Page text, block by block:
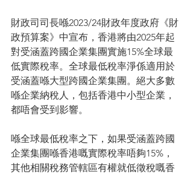
財政司司長喺2023/24財政年度政府《財
政預算案》中宣布，香港將由2025年起
對受涵蓋跨國企業集團實施15%全球最
低實際稅率。全球最低稅率淨係適用於
受涵蓋喺大型跨國企業集團。絕大多數
喺企業納稅人，包括香港中小型企業，
都唔會受到影響。
喺全球最低稅率之下，如果受涵蓋跨國
企業集團喺香港嘅實際稅率唔夠15%，
其他相關稅務管轄區有權就低徵稅嘅香